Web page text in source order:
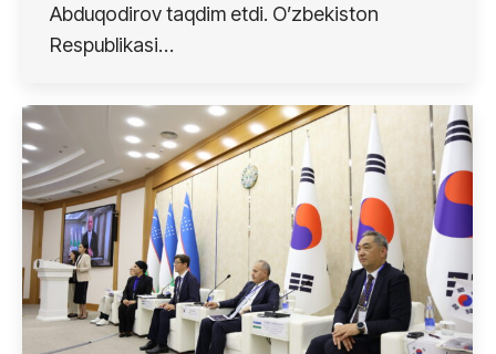
Abduqodirov taqdim etdi. O’zbekiston
Respublikasi…